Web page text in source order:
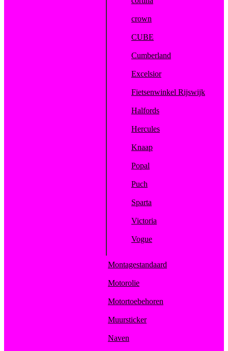
crown
CUBE
Cumberland
Excelsior
Fietsenwinkel Rijswijk
Halfords
Hercules
Knaap
Popal
Puch
Sparta
Victoria
Vogue
Montagestandaard
Motorolie
Motortoebehoren
Muursticker
Naven